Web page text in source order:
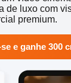
de luxo com
premium.
e ganhe 300